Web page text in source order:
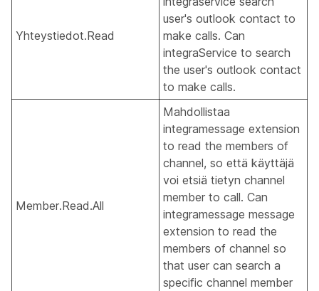
Yhteystiedot.Read
user's outlook contact to
make calls. Can
integraService to search
the user's outlook contact
to make calls.
Member.Read.All
Mahdollistaa
integramessage extension
to read the members of
channel, so että käyttäjä
voi etsiä tietyn channel
member to call. Can
integramessage message
extension to read the
members of channel so
that user can search a
specific channel member